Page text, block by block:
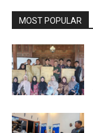
MOST POPULAR